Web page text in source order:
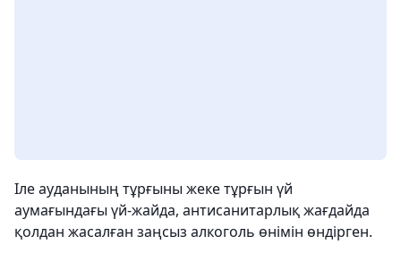
Іле ауданының тұрғыны жеке тұрғын үй
аумағындағы үй-жайда, антисанитарлық жағдайда
қолдан жасалған заңсыз алкоголь өнімін өндірген.